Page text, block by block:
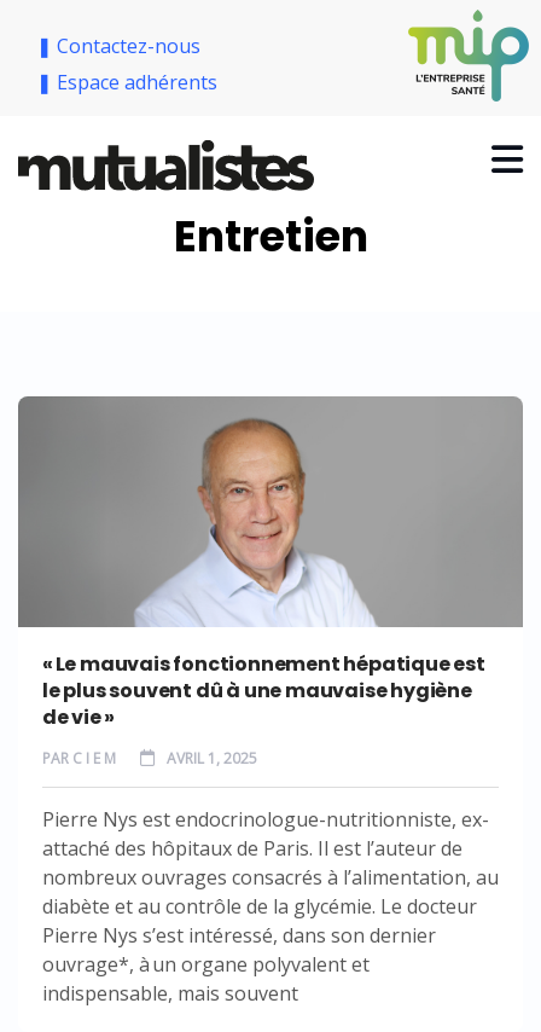
❚ Contactez-nous
❚ Espace adhérents
Entretien
« Le mauvais fonctionnement hépatique est
le plus souvent dû à une mauvaise hygiène
de vie »
PAR C I E M AVRIL 1, 2025
Pierre Nys est endocrinologue-nutritionniste, ex-
attaché des hôpitaux de Paris. Il est l’auteur de
nombreux ouvrages consacrés à l’alimentation, au
diabète et au contrôle de la glycémie. Le docteur
Pierre Nys s’est intéressé, dans son dernier
ouvrage*, à un organe polyvalent et
indispensable, mais souvent